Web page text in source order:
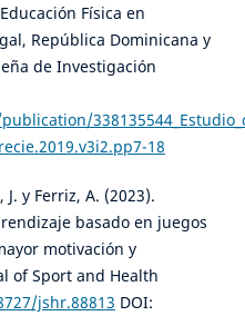
Física en
República Dominicana y
de Investigación
18
J. y Ferriz, A. (2023).
basado en juegos
motivación y
of Sport and Health
jshr.88813 DOI: